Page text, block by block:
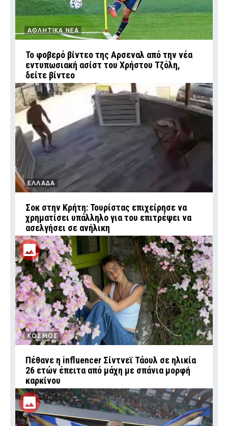
ΑΘΛΗΤΙΚΑ ΝΕΑ
Το φοβερό βίντεο της Αρσεναλ από την νέα
εντυπωσιακή ασίστ του Χρήστου Τζόλη,
δείτε βίντεο
ΕΛΛΑΔΑ
Σοκ στην Κρήτη: Τουρίστας επιχείρησε να
χρηματίσει υπάλληλο για του επιτρέψει να
ασελγήσει σε ανήλικη
ΚΟΣΜΟΣ
Πέθανε η influencer Σίντνεϊ Τάουλ σε ηλικία
26 ετών έπειτα από μάχη με σπάνια μορφή
καρκίνου